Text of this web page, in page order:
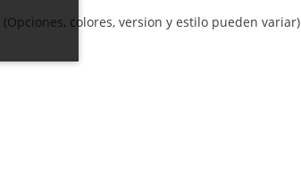
colores, version y estilo pueden variar)